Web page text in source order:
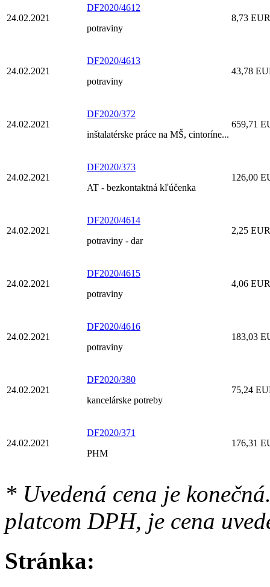
24.02.2021
DF2020/4612
potraviny
8,73 EUR
24.02.2021
DF2020/4613
potraviny
43,78
24.02.2021
DF2020/372
inštalatérske práce na MŠ, cintoríne...
659,71
24.02.2021
DF2020/373
AT - bezkontaktná kľúčenka
126,00
24.02.2021
DF2020/4614
potraviny - dar
2,25 EUR
24.02.2021
DF2020/4615
potraviny
4,06 EUR
24.02.2021
DF2020/4616
potraviny
183,03
24.02.2021
DF2020/380
kancelárske potreby
75,24
24.02.2021
DF2020/371
PHM
176,31
* Uvedená cena je
platcom DPH, je cena
Stránka: